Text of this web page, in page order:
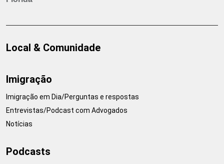
Local & Comunidade
Imigração
Imigração em Dia/Perguntas e respostas
Entrevistas/Podcast com Advogados
Notícias
Podcasts